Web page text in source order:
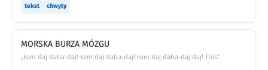
tekst chwyty
MORSKA BURZA MÓZGU
„Łam daj daba-daj! Łam daj daba-daj! Łam daj daba-daj daj! |bis”